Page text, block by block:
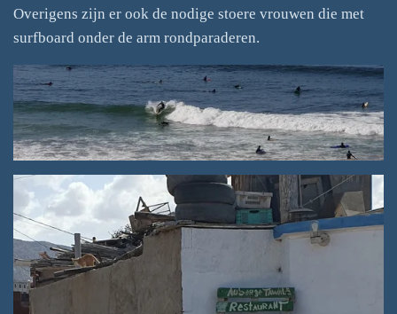
Overigens zijn er ook de nodige stoere vrouwen die met
surfboard onder de arm rondparaderen.